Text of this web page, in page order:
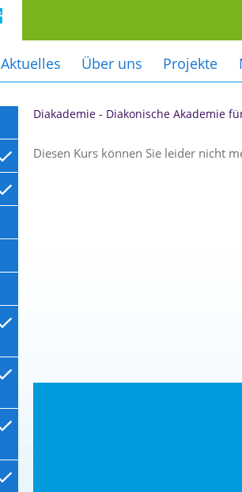
Aktuelles Über uns Projekte
Diakademie - Diakonische Akademie
Diesen Kurs können Sie leider nicht